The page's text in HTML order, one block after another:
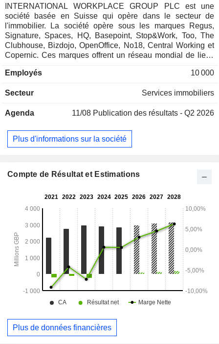
INTERNATIONAL WORKPLACE GROUP PLC est une
société basée en Suisse qui opère dans le secteur de
l'immobilier. La société opère sous les marques Regus,
Signature, Spaces, HQ, Basepoint, Stop&Work, Too, The
Clubhouse, Bizdojo, OpenOffice, No18, Central Working et
Copernic. Ces marques offrent un réseau mondial de lieux
à domicile aux sociétés. La société se concentre non
réseaux nationaux intégrés, et fournit également des
virtuels, des salles de réunion, des espaces de coworking et
L'entreprise, avec les marques qu'elle possède, est présente
dans le monde entier.
Employés 10 000
Secteur Services immobiliers
Agenda 11/08 Publication des résultats - Q2 2026
Plus d'informations sur la société
Compte de Résultat et Estimations
Plus de données financières